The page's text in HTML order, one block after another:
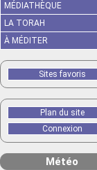
MÉDIATHÈQUE
LA TORAH
À MÉDITER
Sites favoris
Plan du site
Connexion
Météo